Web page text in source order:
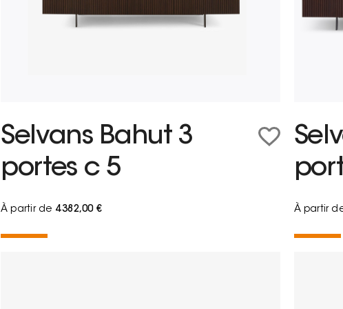
Selvans Bahut 3
portes c 5
À partir de 4 382,00 € À partir